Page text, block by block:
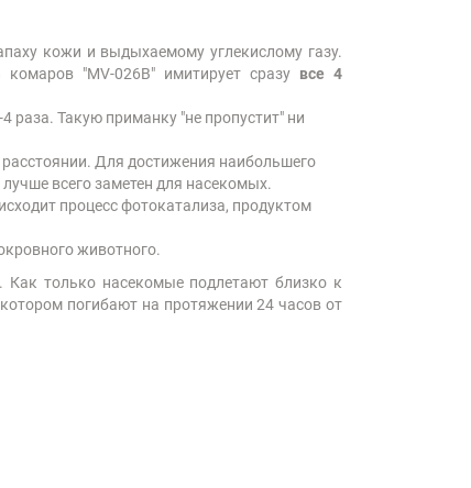
кожи и выдыхаемому углекислому газу.
комаров "MV-026B" имитирует сразу все 4
Такую приманку "не пропустит" ни
Для достижения наибольшего
всего заметен для насекомых.
процесс фотокатализа, продуктом
животного.
. Как только насекомые подлетают близко к
погибают на протяжении 24 часов от